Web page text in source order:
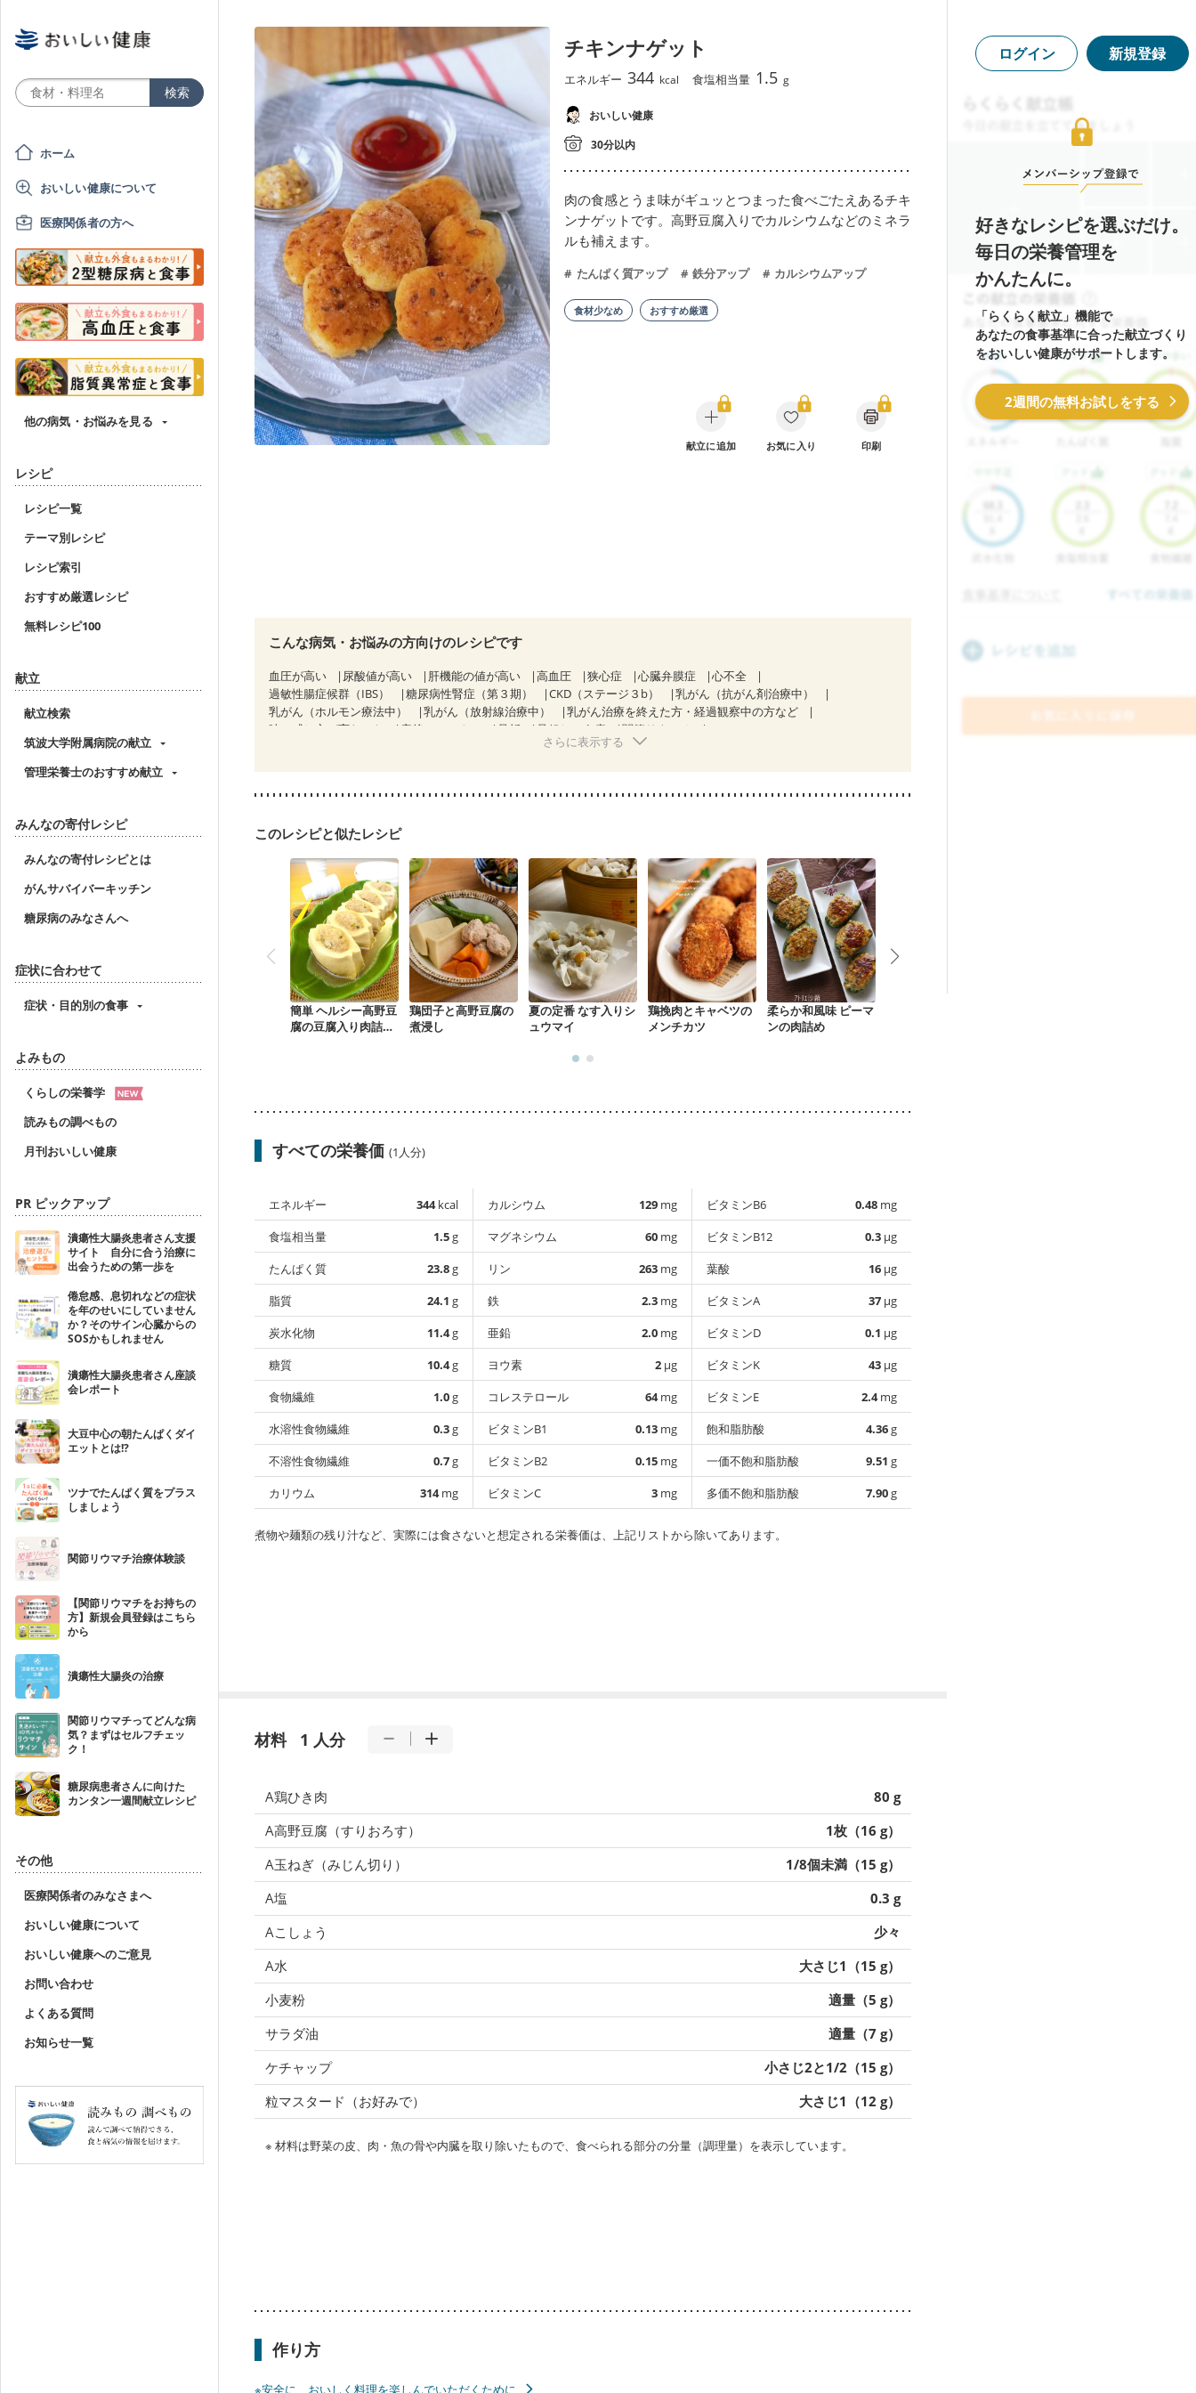
ホーム
おいしい健康について
医療関係者の方へ
他の病気・お悩みを見る
レシピ
レシピ一覧
テーマ別レシピ
レシピ索引
おすすめ厳選レシピ
無料レシピ100
献立
献立検索
筑波大学附属病院の献立
管理栄養士のおすすめ献立
みんなの寄付レシピ
みんなの寄付レシピとは
がんサバイバーキッチン
糖尿病のみなさんへ
症状に合わせて
症状・目的別の食事
よみもの
くらしの栄養学
読みもの調べもの
月刊おいしい健康
PR ピックアップ
潰瘍性大腸炎患者さん支援
サイト 自分に合う治療に
出会うための第一歩を
倦怠感、息切れなどの症状
を年のせいにしていません
か？そのサイン心臓からの
SOSかもしれません
潰瘍性大腸炎患者さん座談
会レポート
大豆中心の朝たんぱくダイ
エットとは!?
ツナでたんぱく質をプラス
しましょう
関節リウマチ治療体験談
【関節リウマチをお持ちの
方】新規会員登録はこちら
から
潰瘍性大腸炎の治療
関節リウマチってどんな病
気？まずはセルフチェッ
ク！
糖尿病患者さんに向けた
カンタン一週間献立レシピ
その他
医療関係者のみなさまへ
おいしい健康について
おいしい健康へのご意見
お問い合わせ
よくある質問
お知らせ一覧
チキンナゲット
エネルギー 344 kcal 食塩相当量 1.5 g
おいしい健康
30分以内
肉の食感とうま味がギュッとつまった食べごたえあるチキ
ンナゲットです。高野豆腐入りでカルシウムなどのミネラ
ルも補えます。
たんぱく質アップ 鉄分アップ カルシウムアップ
食材少なめ おすすめ厳選
献立に追加 お気に入り 印刷
こんな病気・お悩みの方向けのレシピです
血圧が高い 尿酸値が高い 肝機能の値が高い 高血圧 狭心症 心臓弁膜症
心不全
過敏性腸症候群（IBS）
糖尿病性腎症（第３期） CKD（ステージ３b）
乳がん（抗がん剤治療中）
乳がん（ホルモン療法中）
乳がん（放射線治療中）
乳がん治療を終えた方・経過観察中の方など
味の感じ方が変わった
産後（ミルク） 骨折 骨粗しょう症
関節リウマチ
貧血対策 ニキビ・肌荒れ
さらに表示する
このレシピと似たレシピ
簡単 ヘルシー高野豆
腐の豆腐入り肉詰め
鶏団子と高野豆腐の
煮浸し
夏の定番 なす入りシ
ュウマイ
鶏挽肉とキャベツの
メンチカツ
柔らか和風味 ピーマ
ンの肉詰め
すべての栄養価 (1人分)
エネルギー 344kcal
食塩相当量
1.5g
たんぱく質
23.8g
脂質
24.1 g
炭水化物
11.4g
糖質
10.4g
食物繊維
1.0g
水溶性食物繊維
0.3g
不溶性食物繊維
0.7g
カリウム
314mg
カルシウム 129 mg
マグネシウム
60 mg
リン
263 mg
鉄
2.3 mg
亜鉛
2.0 mg
ヨウ素
2 µg
コレステロール
64mg
ビタミンB1
0.13 mg
ビタミンB2
0.15 mg
ビタミンC
3 mg
ビタミンB6 0.48 mg
ビタミンB12
0.3 µg
葉酸
16 µg
ビタミンA
37 µg
ビタミンD
0.1 µg
ビタミンK
43 µg
ビタミンE
2.4mg
飽和脂肪酸
4.36g
一価不飽和脂肪酸
9.51 g
多価不飽和脂肪酸
7.90g
煮物や麺類の残り汁など、実際には食さないと想定される栄養価は、上記リストから除いてあります。
材料 1 人分
A鶏ひき肉
80 g
A高野豆腐（すりおろす）
1枚（16 g）
A玉ねぎ（みじん切り）
1/8個未満（15 g）
A塩
0.3 g
Aこしょう
少々
A水
大さじ1（15 g）
小麦粉
適量（5 g）
サラダ油
適量（7 g）
ケチャップ
小さじ2と1/2（15 g）
粒マスタード（お好みで）
大さじ1（12 g）
※ 材料は野菜の皮、肉・魚の骨や内臓を取り除いたもので、食べられる部分の分量（調理量）を表示しています。
作り方
※安全に、おいしく料理を楽しんでいただくために
ログイン 新規登録
好きなレシピを選ぶだけ。
毎日の栄養管理を
かんたんに。
「らくらく献立」機能で
あなたの食事基準に合った献立づくり
をおいしい健康がサポートします。
2週間の無料お試しをする